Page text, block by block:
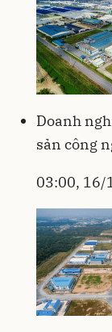
Doanh
sản công
03:00, 16/